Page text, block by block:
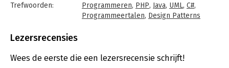
objectgeoriënteerde patterns (patronen).
Bij de eindopdracht aan het einde van het boek, hoofdstuk 5,
moet een applicatie ontwikkeld worden met gebruik van de
MVC-methodiek. Dit mag ontwikkeld worden met eigen
patterns in de programmeertaal naar keuze of met behulp van
een framework.
Trefwoorden:
Programmeren, PHP, Java, UML, C#,
Programmeertalen, Design Patterns
Bindwijze:
Uitgever:
Boom Beroepsonderwijs
Lezersrecensies
Wees de eerste die een lezersrecensie schrijft!